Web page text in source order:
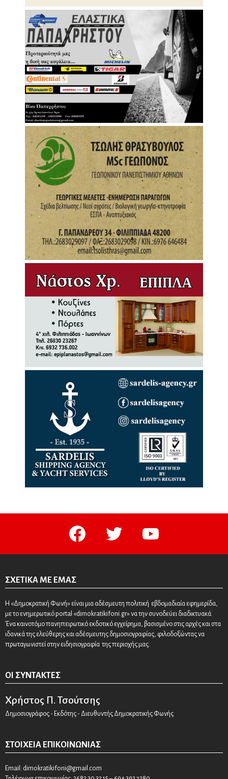
facebook twitter youtube
ΣΧΕΤΙΚΆ ΜΕ ΕΜΆΣ
Η «Δημοκρατική Φωνή» είναι μια αδέσμευτη πολιτική εβδομαδιαία εφημερίδα,
με το ενημερωτικό portal «dimokratikifoni.gr» να την συνοδεύει διαδικτυακά.
Ένα καινοτόμο πανηπειρωτικό εκδοτικό εγχείρημα, βασισμένο στις αρχές και στα
ιδανικά της ελεύθερης και αδέσμευτης δημοσιογραφίας, φιλοδοξώντας να
πρωταγωνιστεί στην ειδησιογραφία της περιοχής μας.
ΟΙ ΣΥΝΤΆΚΤΕΣ
Χρήστος Π. Τσούτσης
Δημοσιογράφος - Εκδότης - Διευθυντής Δημοκρατικής Φωνής
ΣΤΟΙΧΕΊΑ ΕΠΙΚΟΙΝΩΝΊΑΣ
Email: dimokratikifoni@gmail.com